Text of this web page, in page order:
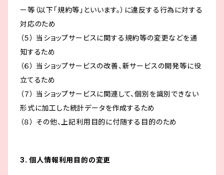
ー等（以下「規約等」といいます。）に違反する行為に対する
対応のため
（５） 当ショップサービスに関する規約等の変更などを通
知するため
（６） 当ショップサービスの改善、新サービスの開発等に役
立てるため
（７） 当ショップサービスに関連して、個別を識別できない
形式に加工した統計データを作成するため
（８） その他、上記利用目的に付随する目的のため
3. 個人情報利用目的の変更